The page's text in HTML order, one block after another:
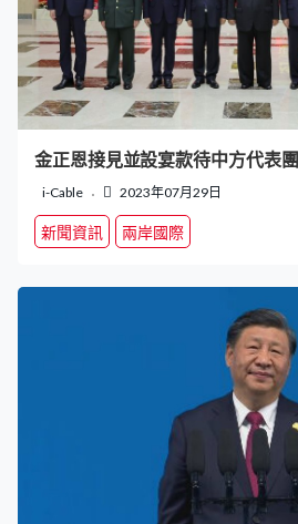
金正恩接見並設宴款待中方代表團
i-Cable 2023年07月29日
新聞資訊 兩岸國際